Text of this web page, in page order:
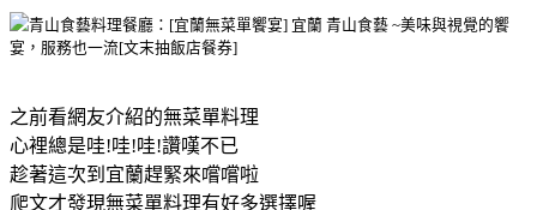
之前看網友介紹的無菜單料理
心裡總是哇!哇!哇!讚嘆不已
趁著這次到宜蘭趕緊來嚐嚐啦
爬文才發現無菜單料理有好多選擇喔